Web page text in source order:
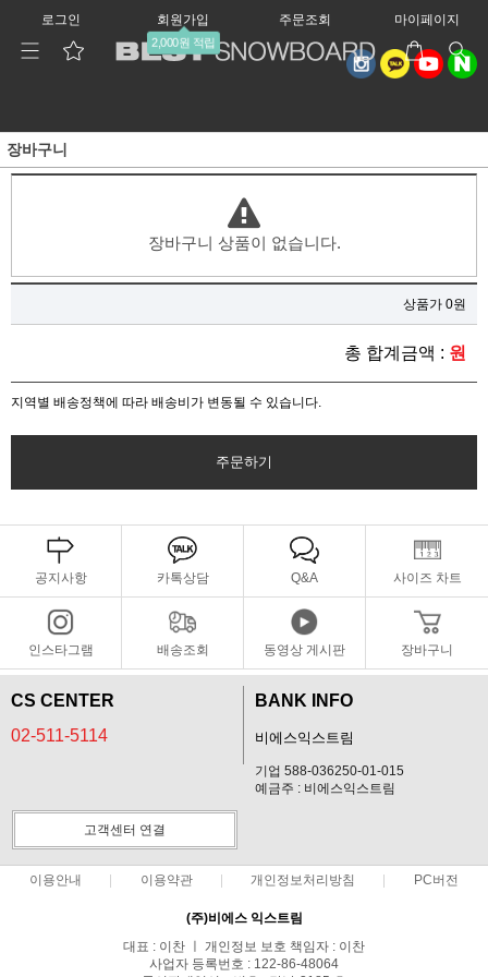
로그인 회원가입
2,000원 적립
주문조회 마이페이지
장바구니
장바구니 상품이 없습니다.
상품가 0원
총 합계금액 : 원
지역별 배송정책에 따라 배송비가 변동될 수 있습니다.
주문하기
공지사항 카톡상담 Q&A 사이즈 차트
인스타그램 배송조회 동영상 게시판 장바구니
CS CENTER
02-511-5114
BANK INFO
비에스익스트림
기업 588-036250-01-015
예금주 : 비에스익스트림
고객센터 연결
이용안내 이용약관 개인정보처리방침 PC버전
(주)비에스 익스트림
대표 : 이찬 ㅣ 개인정보 보호 책임자 : 이찬
사업자 등록번호 : 122-86-48064